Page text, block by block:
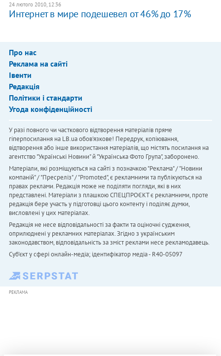
24 лютого 2010, 12:36
Интернет в мире подешевел от 46% до 17%
Про нас
Реклама на сайті
Івенти
Редакція
Політики і стандарти
Угода конфіденційності
У разі повного чи часткового відтворення матеріалів пряме
гіперпосилання на LB.ua обов'язкове! Передрук, копіювання,
відтворення або інше використання матеріалів, що містять посилання на
агентство "Українськi Новини" й "Українська Фото Група", заборонено.
Матеріали, які розміщуються на сайті з позначкою "Реклама" / "Новини
компаній" / "Пресреліз" / "Promoted", є рекламними та публікуються на
правах реклами. Редакція може не поділяти погляди, які в них
представлені. Матеріали з плашкою СПЕЦПРОЄКТ є рекламними, проте
редакція бере участь у підготовці цього контенту і поділяє думки,
висловлені у цих матеріалах.
Редакція не несе відповідальності за факти та оціночні судження,
оприлюднені у рекламних матеріалах. Згідно з українським
законодавством, відповідальність за зміст реклами несе рекламодавець.
Cуб'єкт у сфері онлайн-медіа; ідентифікатор медіа - R40-05097
РЕКЛАМА